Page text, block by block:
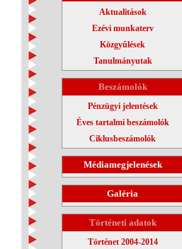
Aktualitások
Ezévi munkaterv
Közgyűlések
Tanulmányutak
Beszámolók
Pénzügyi jelentések
Éves tartalmi beszámolók
Ciklusbeszámolók
Médiamegjelenések
Galéria
Történeti adatok
Történet 2004-2014